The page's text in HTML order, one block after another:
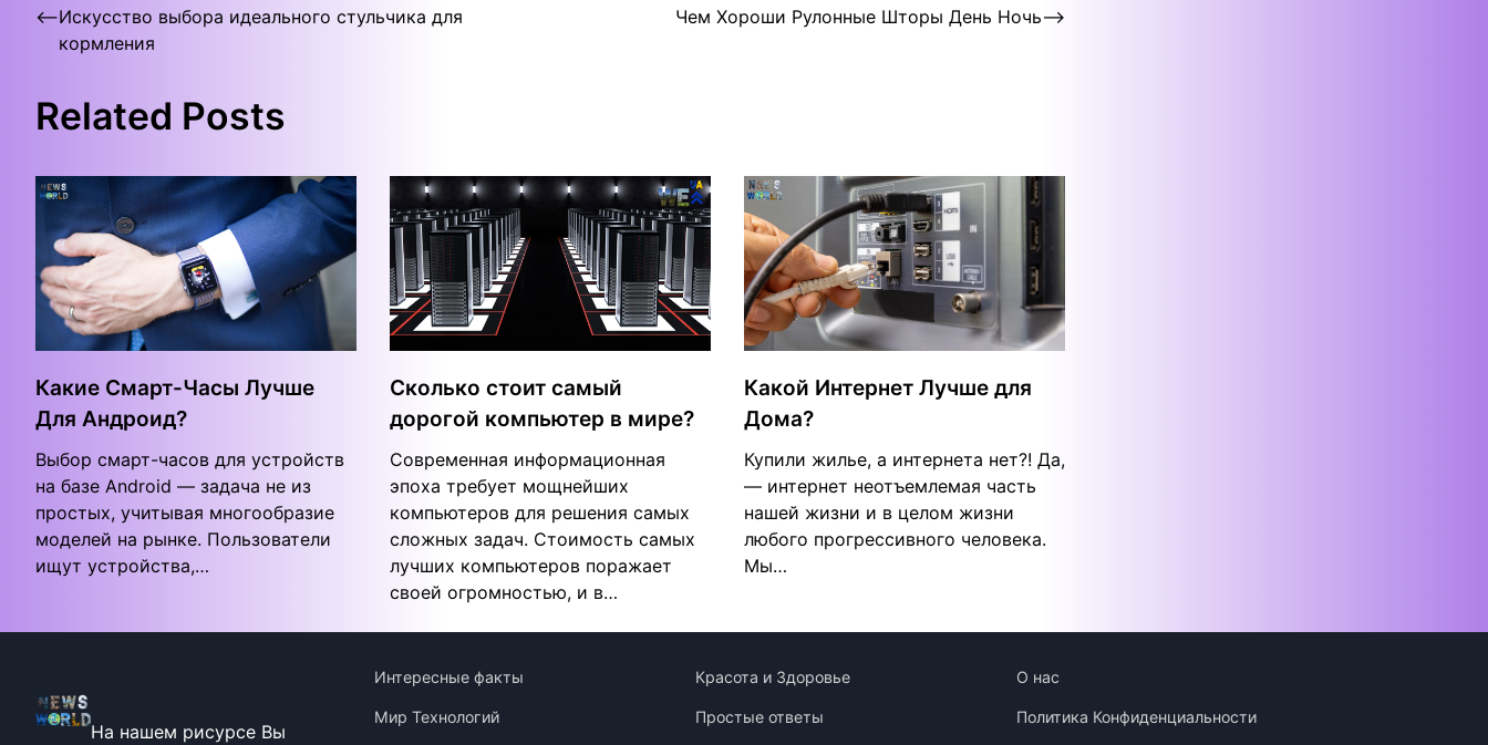
Post
navigation
⟵Искусство выбора идеального стульчика для
кормления
Чем Хороши Рулонные Шторы День Ночь⟶
Related Posts
Какие Смарт-Часы Лучше
Для Андроид?
Выбор смарт-часов для устройств
на базе Android — задача не из
простых, учитывая многообразие
моделей на рынке. Пользователи
ищут устройства,…
Сколько стоит самый
дорогой компьютер в мире?
Современная информационная
эпоха требует мощнейших
компьютеров для решения самых
сложных задач. Стоимость самых
лучших компьютеров поражает
своей огромностью, и в…
Какой Интернет Лучше для
Дома?
Купили жилье, а интернета нет?! Да,
— интернет неотъемлемая часть
нашей жизни и в целом жизни
любого прогрессивного человека.
Мы…
На нашем рисурсе Вы
Интересные факты
Мир Технологий
Красота и Здоровье
Простые ответы
О нас
Политика Конфиденциальности